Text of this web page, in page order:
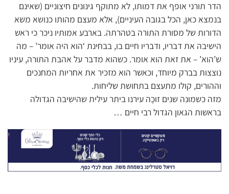
הדר תורני אופף את דמותו, לא מתוקף גינונים חיצוניים (שאינם
בנמצא כאן, הכל בגובה העיניים), אלא מעצם מהותו כנושא משא
הדורות של מסורת התורה בטהרתה. בארבע אמותיו ניכר כי ראש
הישיבה את דבריו, ודבריו חיים בו, בבחינת ‘הוא היה אומר’ – מה
ש’הוא’ – את זאת הוא אומר. כשהוא מדבר על אהבת התורה, עיניו
נוצצות בברק מיוחד, וכאשר הוא מזכיר את אחריות המחנכים
וההורים, קולו מתעצם בתחושת שליחות.
מזה כשמונה שנים זוכָה עירנו ביתר עילית שהישיבה הגדולה
בראשות הגאון הגדול רבי חיים …